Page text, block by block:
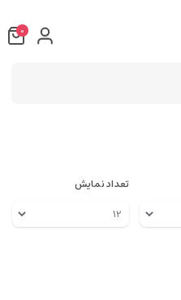
تعداد نمایش
0